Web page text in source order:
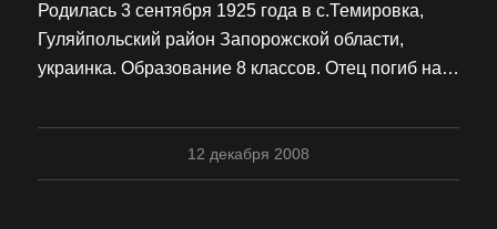
Родилась 3 сентября 1925 года в с.Темировка,
Гуляйпольский район Запорожской области,
украинка. Образование 8 классов. Отец погиб на…
12 декабря 2008